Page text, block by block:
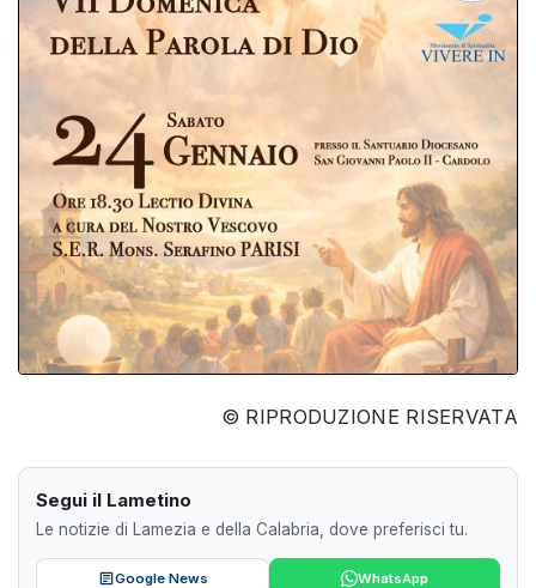
© RIPRODUZIONE RISERVATA
Segui il Lametino
Le notizie di Lamezia e della Calabria, dove preferisci tu.
Google News WhatsApp